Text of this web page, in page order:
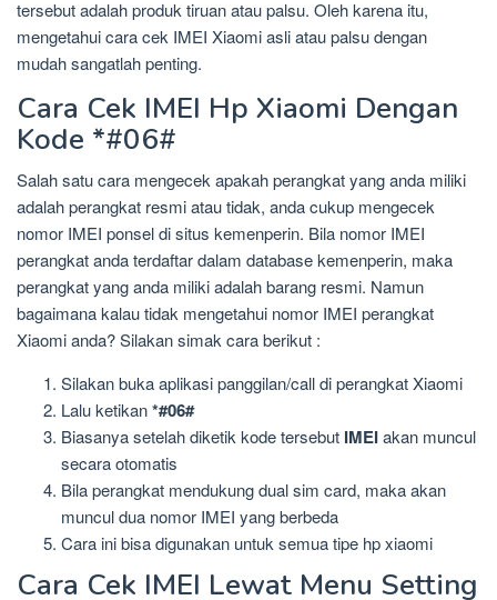
tersebut adalah produk tiruan atau palsu. Oleh karena itu,
mengetahui cara cek IMEI Xiaomi asli atau palsu dengan
mudah sangatlah penting.
Cara Cek IMEI Hp Xiaomi Dengan
Kode *#06#
Salah satu cara mengecek apakah perangkat yang anda miliki
adalah perangkat resmi atau tidak, anda cukup mengecek
nomor IMEI ponsel di situs kemenperin. Bila nomor IMEI
perangkat anda terdaftar dalam database kemenperin, maka
perangkat yang anda miliki adalah barang resmi. Namun
bagaimana kalau tidak mengetahui nomor IMEI perangkat
Xiaomi anda? Silakan simak cara berikut :
Silakan buka aplikasi panggilan/call di perangkat Xiaomi
Lalu ketikan*#06#
Biasanya setelah diketik kode tersebut IMEIakan muncul
secara otomatis
Bila perangkat mendukung dual sim card, maka akan
muncul dua nomor IMEI yang berbeda
Cara ini bisa digunakan untuk semua tipe hp xiaomi
Cara Cek IMEI Lewat Menu Setting